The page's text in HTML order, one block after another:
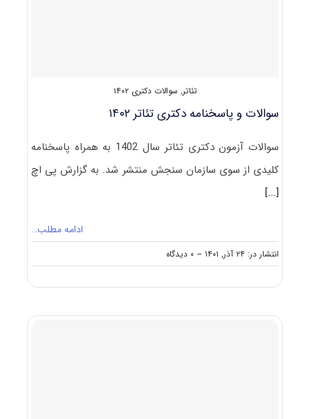
تئاتر, سوالات دکتری ۱۴۰۲
سوالات و پاسخنامه دکتری تئاتر ۱۴۰۲
سوالات آزمون دکتری تئاتر سال 1402 به همراه پاسخنامه
کلیدی از سوی سازمان سنجش منتشر شد. به گزارش پی اچ
[...]
ادامه مطلب…
انتشار در: ۲۴ آذر, ۱۴۰۱ -- ۰ دیدگاه
on
سوالات
تئاتر